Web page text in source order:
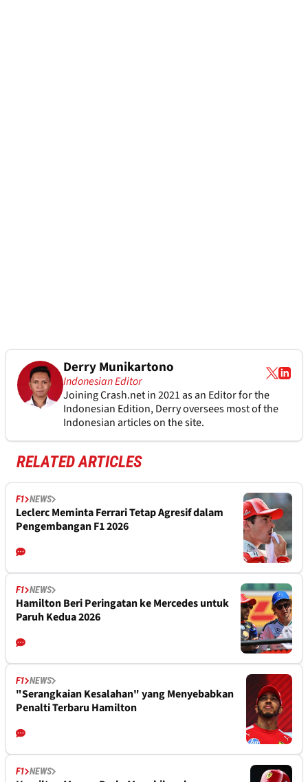
Derry Munikartono
Indonesian Editor
Joining Crash.net in 2021 as an Editor for the
Indonesian Edition, Derry oversees most of the
Indonesian articles on the site.
RELATED ARTICLES
F1 NEWS
Leclerc Meminta Ferrari Tetap Agresif dalam
Pengembangan F1 2026
F1 NEWS
Hamilton Beri Peringatan ke Mercedes untuk
Paruh Kedua 2026
F1 NEWS
"Serangkaian Kesalahan" yang Menyebabkan
Penalti Terbaru Hamilton
F1 NEWS